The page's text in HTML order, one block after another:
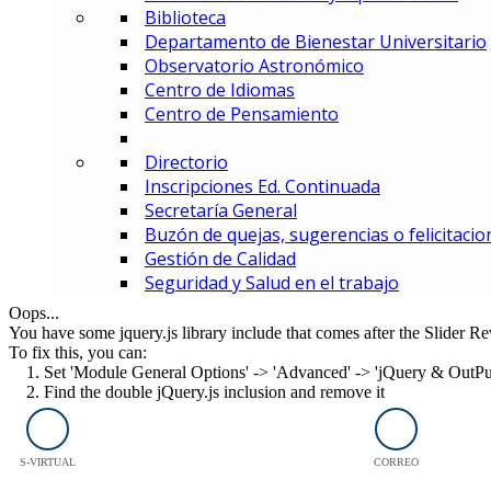
MAF – Maestría en
MAGD – Maestría en Analítica y
MCI – Maestría en Comercio
MDEMEC – Maestría en
MGCS – Maestría en Gerencia
Maestría en Gerencia
MGIED – Maestría en Gestión
MGE – Maestría en Gestión
ESPECIALIZACIONES
Especialización en Gerencia
Especialización en Gerencia
Especialización en Gerencia
Especialización en Gerencia
Especialización en Gerencia
Especialización en Gestión de
Biblioteca
Departamento de Bienestar Universitario
Observatorio Astronómico
Centro de Idiomas
Centro de Pensamiento
Directorio
Inscripciones Ed. Continuada
Secretaría General
Buzón de quejas, sugerencias o
Gestión de Calidad
Seguridad y Salud en el trabajo
Oops...
You have some jquery.js library include that comes after the Slider
To fix this, you can:
1. Set 'Module General Options' -> 'Advanced' -> 'jQuery &
2. Find the double jQuery.js inclusion and remove it
S-VIRTUAL CORREO